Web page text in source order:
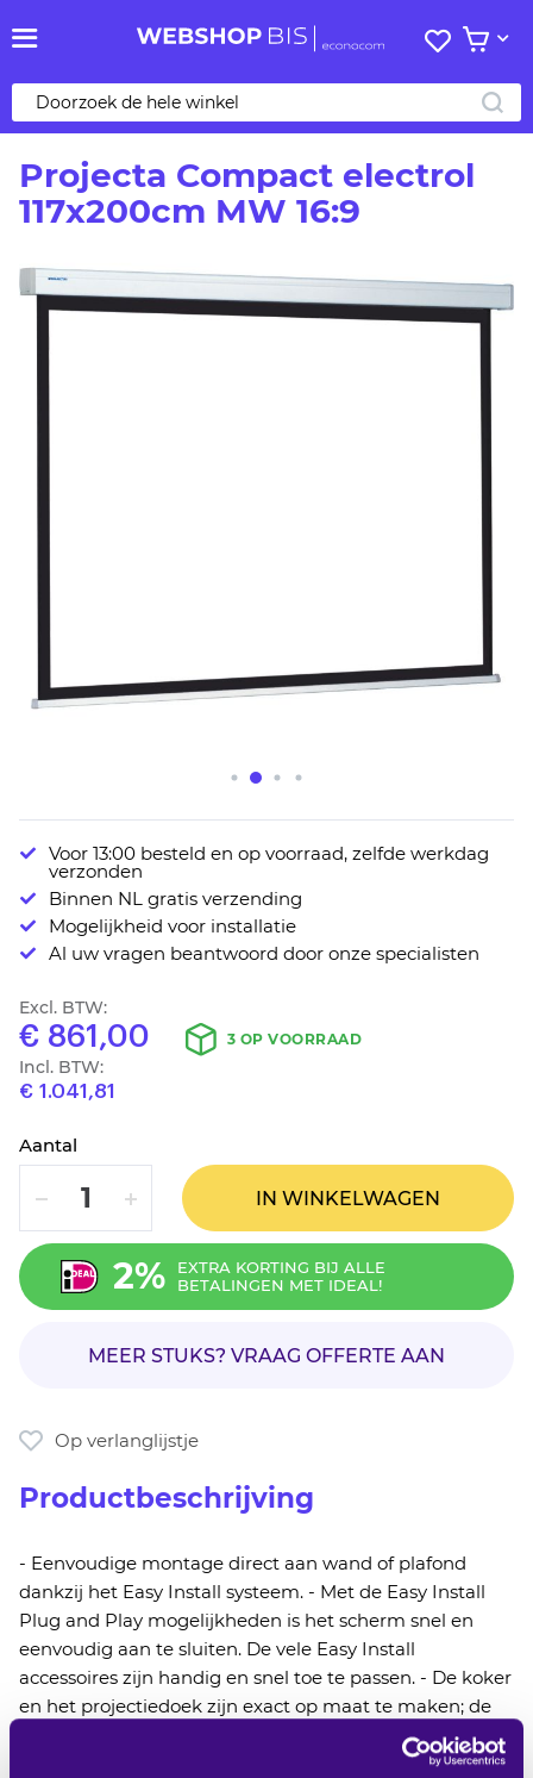
Mijn
Bekijk
naar
einde
naar
het
begin
van
afbeeldingen-
gallerij
Projecta Compact electrol
117x200cm MW 16:9
Voor 13:00 besteld en op voorraad, zelfde werkdag
verzonden
Binnen NL gratis verzending
Mogelijkheid voor installatie
Al uw vragen beantwoord door onze specialisten
Excl. BTW:
€ 861,00
Incl. BTW:
€ 1.041,81
3 OP VOORRAAD
Aantal
VERLAAG VERHOOG IN WINKELWAGEN
2%
EXTRA KORTING BIJ ALLE
BETALINGEN MET IDEAL!
MEER STUKS? VRAAG OFFERTE AAN
Op verlanglijstje
Productbeschrijving
- Eenvoudige montage direct aan wand of plafond
dankzij het Easy Install systeem. - Met de Easy Install
Plug and Play mogelijkheden is het scherm snel en
eenvoudig aan te sluiten. De vele Easy Install
accessoires zijn handig en snel toe te passen. - De koker
en het projectiedoek zijn exact op maat te maken; de
koker en onderbalk zijn in iedere gewenste kleur
leverbaar voor een optimale integratie in elk interieur. -